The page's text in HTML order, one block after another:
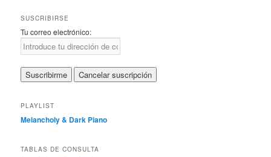
SUSCRIBIRSE
Tu correo electrónico:
PLAYLIST
Melancholy & Dark Piano
TABLAS DE CONSULTA